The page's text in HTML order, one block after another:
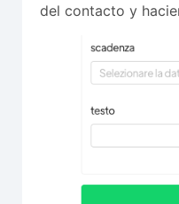
del contacto y